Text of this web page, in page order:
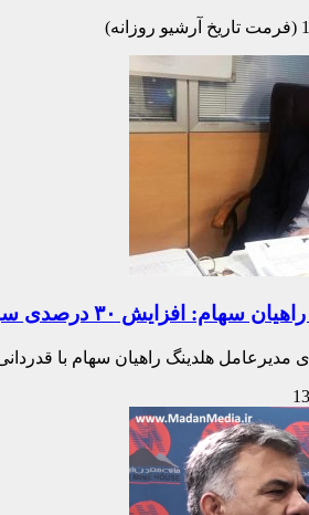
درصدی سود شرکت‌های تابعه نسبت به سال ۱۳۹۷
مدیرعامل هلدینگ راهیان سهام با